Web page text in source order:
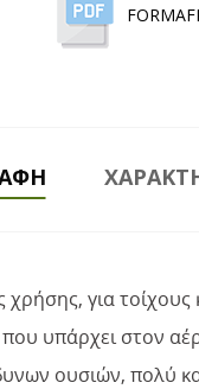
για
υπάρχει στον
ουσιών, πολύ